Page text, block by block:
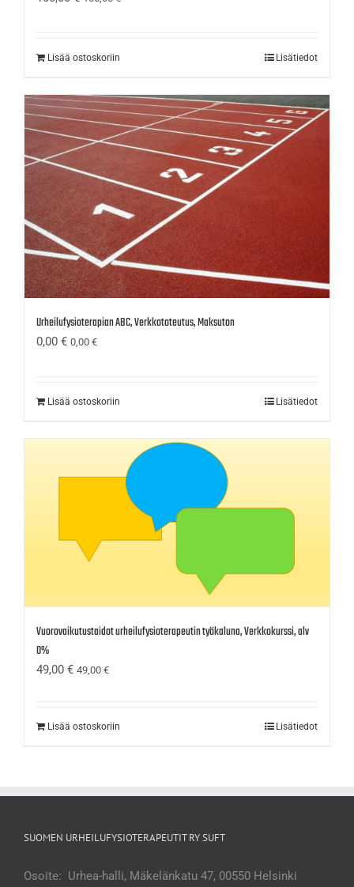
Lisää ostoskoriin Lisätiedot
Urheilufysioterapian ABC, Verkkototeutus, Maksuton
0,00 € 0,00 €
Lisää ostoskoriin Lisätiedot
Vuorovaikutustaidot urheilufysioterapeutin työkaluna, Verkkokurssi, alv
0%
49,00 € 49,00 €
Lisää ostoskoriin Lisätiedot
SUOMEN URHEILUFYSIOTERAPEUTIT RY SUFT
Osoite: Urhea-halli, Mäkelänkatu 47, 00550 Helsinki